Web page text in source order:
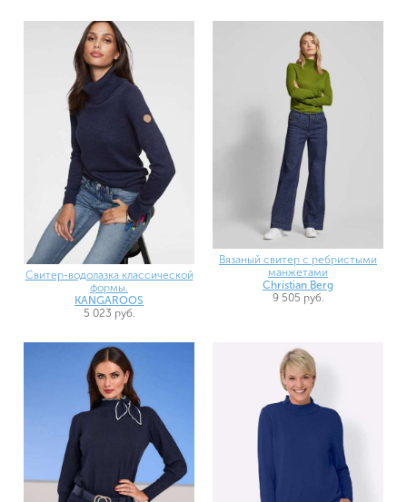
Свитер-водолазка классической
формы.
KANGAROOS
5 023 руб.
Вязаный свитер с ребристыми
манжетами
Christian Berg
9 505 руб.